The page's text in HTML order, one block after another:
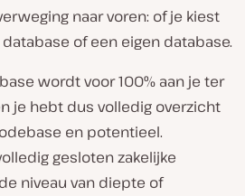
naar voren: of je kiest
of een eigen database.
wordt voor 100% aan je ter
je hebt dus volledig overzicht
en potentieel.
gesloten zakelijke
niveau van diepte of